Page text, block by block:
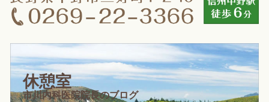
休憩室
市川内科医院院長のブログ